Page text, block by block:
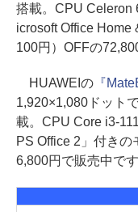
搭載。CPU Celeron
icrosoft Office Home
100円）OFFの
HUAWEIの『
1,920×1,080ドット
載。CPU Core i3-
PS Office 2」付き
6,800円で販売中です